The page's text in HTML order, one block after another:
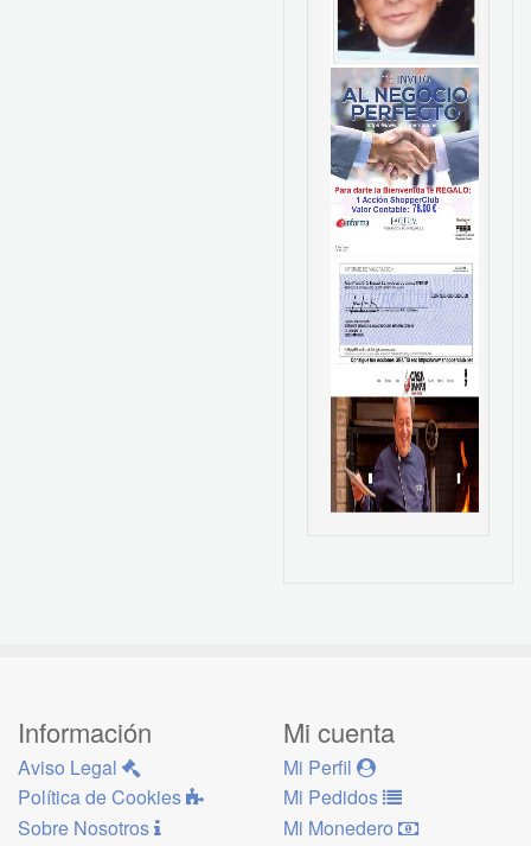
Información
Aviso Legal
Política de Cookies
Sobre Nosotros
Mi cuenta
Mi Perfil
Mi Pedidos
Mi Monedero